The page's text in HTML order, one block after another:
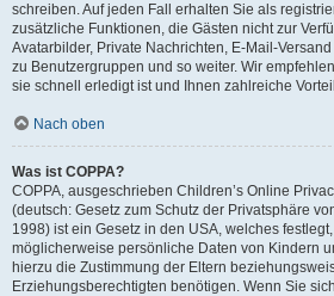
schreiben. Auf jeden Fall erhalten Sie als
zusätzliche Funktionen, die Gästen nicht zur
Avatarbilder, Private Nachrichten, E-Mail-
zu Benutzergruppen und so weiter. Wir
sie schnell erledigt ist und Ihnen zahlreiche
Nach oben
Was ist COPPA?
COPPA, ausgeschrieben Children’s Online
(deutsch: Gesetz zum Schutz der Privatsphäre
1998) ist ein Gesetz in den USA, welches
möglicherweise persönliche Daten von Kindern
hierzu die Zustimmung der Eltern
Erziehungsberechtigten benötigen. Wenn Sie